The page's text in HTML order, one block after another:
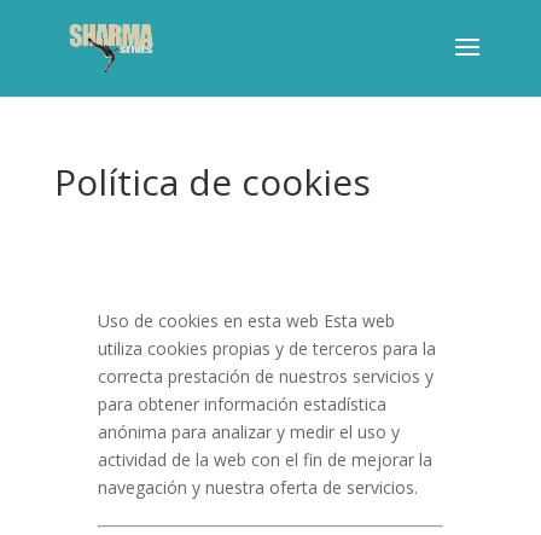
Política de cookies
Uso de cookies en esta web Esta web
utiliza cookies propias y de terceros para la
correcta prestación de nuestros servicios y
para obtener información estadística
anónima para analizar y medir el uso y
actividad de la web con el fin de mejorar la
navegación y nuestra oferta de servicios.